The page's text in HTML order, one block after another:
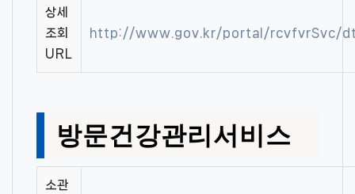
상세
조회
URL
http://www.gov.kr/portal/rcvfvrSvc/
방문건강관리서비스
소관